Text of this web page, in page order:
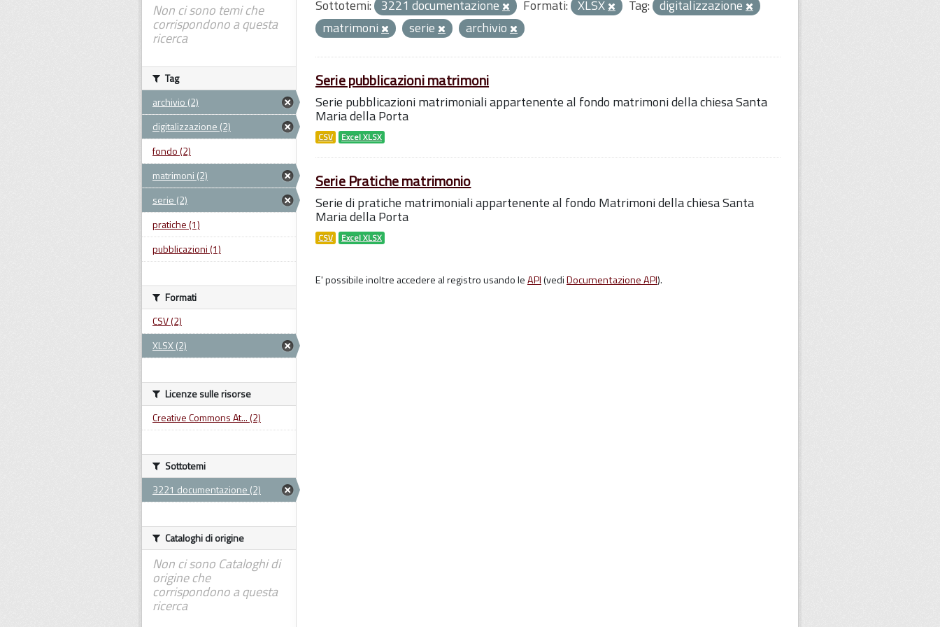
Sottotemi: 3221 documentazione Formati: XLSX Tag: digitalizzazione
matrimoni
serie archivio
Serie pubblicazioni matrimoni
Serie pubblicazioni matrimoniali appartenente al fondo matrimoni della chiesa Santa
Maria della Porta
CSV Excel XLSX
Serie Pratiche matrimonio
Serie di pratiche matrimoniali appartenente al fondo Matrimoni della chiesa Santa
Maria della Porta
CSV Excel XLSX
E' possibile inoltre accedere al registro usando leAPI(vediDocumentazione API).
Non ci sono temi che
corrispondono a questa
ricerca
Tag
archivio (2)
digitalizzazione (2)
fondo (2)
matrimoni (2)
serie (2)
pratiche (1)
pubblicazioni (1)
Formati
CSV (2)
XLSX (2)
Licenze sulle risorse
Creative Commons At... (2)
Sottotemi
3221 documentazione (2)
Cataloghi di origine
Non ci sono Cataloghi di
origine che
corrispondono a questa
ricerca